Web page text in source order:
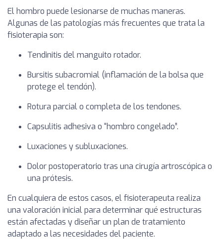
El hombro puede lesionarse de muchas maneras.
Algunas de las patologías más frecuentes que trata la
fisioterapia son:
Tendinitis del manguito rotador.
Bursitis subacromial (inflamación de la bolsa que
protege el tendón).
Rotura parcial o completa de los tendones.
Capsulitis adhesiva o “hombro congelado”.
Luxaciones y subluxaciones.
Dolor postoperatorio tras una cirugía artroscópica o
una prótesis.
En cualquiera de estos casos, el fisioterapeuta realiza
una valoración inicial para determinar qué estructuras
están afectadas y diseñar un plan de tratamiento
adaptado a las necesidades del paciente.